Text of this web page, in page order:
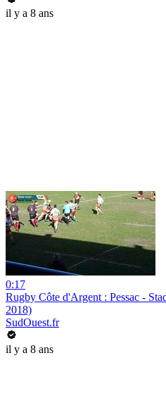
il y a 8 ans
0:17
Rugby Côte d'Argent : Pessac -
2018)
SudOuest.fr
il y a 8 ans